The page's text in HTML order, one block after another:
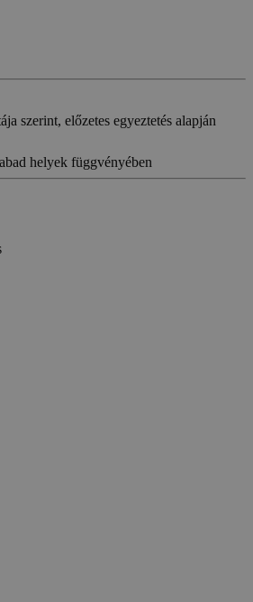
szerint, előzetes egyeztetés alapján
helyek függvényében